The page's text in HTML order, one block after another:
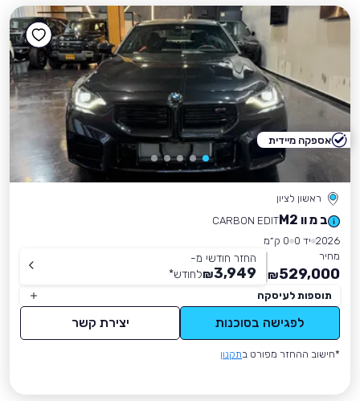
ראשון לציון
ב מ וו M2
CARBON EDIT
2026 יד 0
0 ק״מ
מחיר
529,000
₪
החזר חודשי מ-
3,949
₪לחודש*
תוספות לעיסקה
לפגישה בסוכנות יצירת קשר
*חישוב ההחזר מפורט בתקנון
אספקה מיידית